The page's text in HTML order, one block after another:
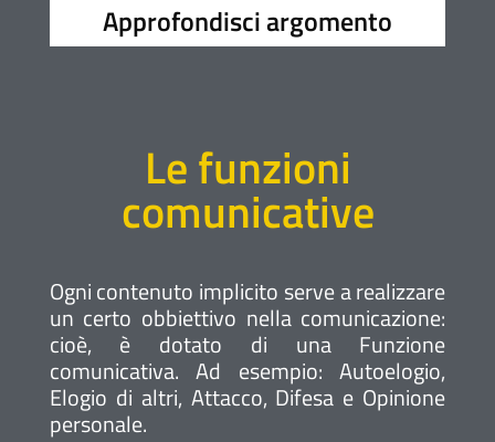
Approfondisci argomento
Le funzioni
comunicative
Ogni contenuto implicito serve a realizzare
un certo obbiettivo nella comunicazione:
cioè, è dotato di una Funzione
comunicativa. Ad esempio: Autoelogio,
Elogio di altri, Attacco, Difesa e Opinione
personale.